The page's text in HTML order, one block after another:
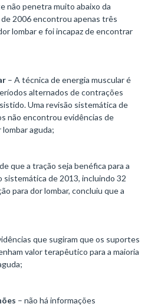
não penetra muito abaixo da
2006 encontrou apenas três
lombar e foi incapaz de encontrar
– A técnica de energia muscular é
alternados de contrações
Uma revisão sistemática de
não encontrou evidências de
aguda;
que a tração seja benéfica para a
sistemática de 2013, incluindo 32
para dor lombar, concluiu que a
que sugiram que os suportes
valor terapêutico para a maioria
– não há informações